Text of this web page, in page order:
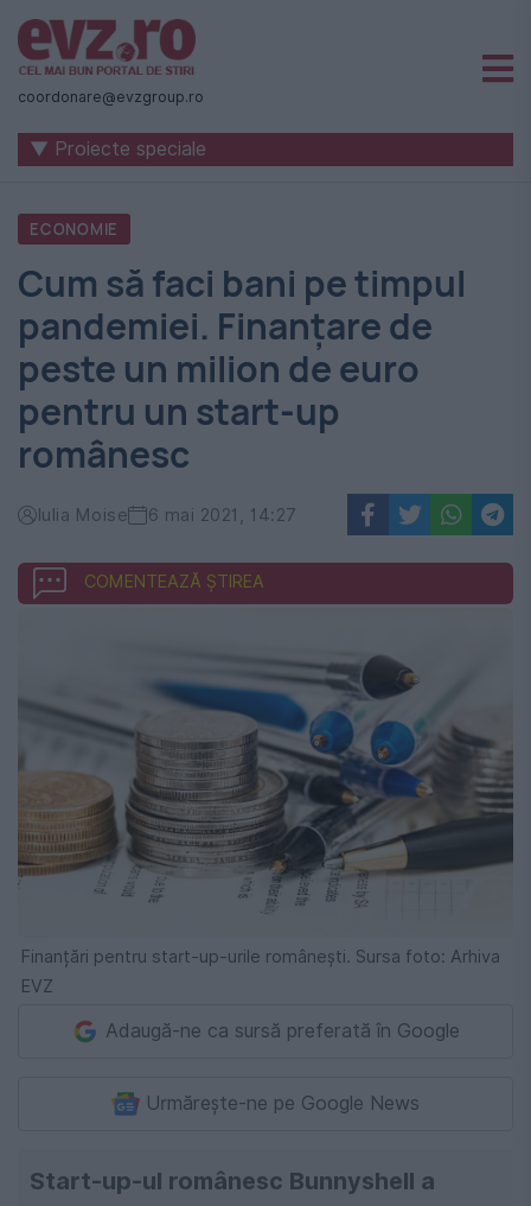
Știri
naționale
internaționale
România
-
Evenimentul
Zilei
coordonare@evzgroup.ro
▼ Proiecte speciale
ECONOMIE
Cum să faci bani pe timpul
pandemiei. Finanțare de
peste un milion de euro
pentru un start-up
românesc
Iulia Moise 6 mai 2021, 14:27
COMENTEAZĂ ȘTIREA
Finanțări pentru start-up-urile românești. Sursa foto: Arhiva
EVZ
Adaugă-ne ca sursă preferată în Google
Urmărește-ne pe Google News
Start-up-ul românesc Bunnyshell a